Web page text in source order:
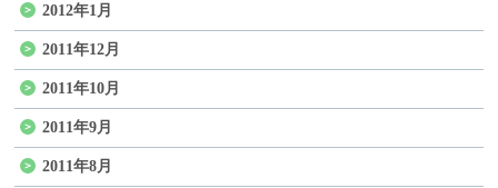
2012年1月
2011年12月
2011年10月
2011年9月
2011年8月